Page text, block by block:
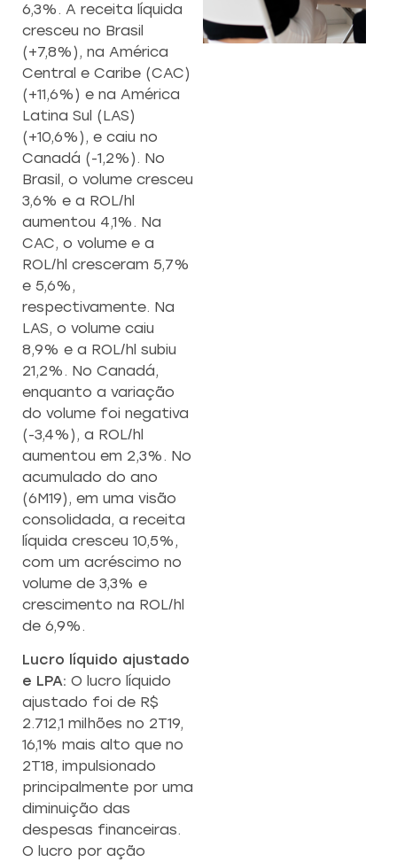
6,3%. A receita líquida
cresceu no Brasil
(+7,8%), na América
Central e Caribe (CAC)
(+11,6%) e na América
Latina Sul (LAS)
(+10,6%), e caiu no
Canadá (-1,2%). No
Brasil, o volume cresceu
3,6% e a ROL/hl
aumentou 4,1%. Na
CAC, o volume e a
ROL/hl cresceram 5,7%
e 5,6%,
respectivamente. Na
LAS, o volume caiu
8,9% e a ROL/hl subiu
21,2%. No Canadá,
enquanto a variação
do volume foi negativa
(-3,4%), a ROL/hl
aumentou em 2,3%. No
acumulado do ano
(6M19), em uma visão
consolidada, a receita
líquida cresceu 10,5%,
com um acréscimo no
volume de 3,3% e
crescimento na ROL/hl
de 6,9%.
Lucro líquido ajustado
e LPA: O lucro líquido
ajustado foi de R$
2.712,1 milhões no 2T19,
16,1% mais alto que no
2T18, impulsionado
principalmente por uma
diminuição das
despesas financeiras.
O lucro por ação